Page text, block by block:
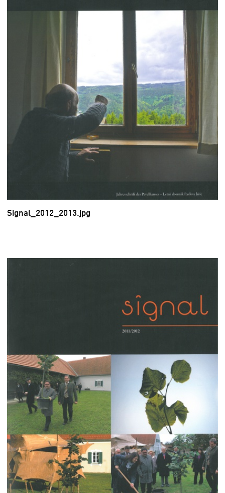
Signal_2012_2013.jpg